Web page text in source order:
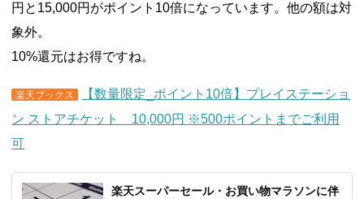
円と15,000円がポイント10倍になっています。他の額は対
象外。
10%還元はお得ですね。
楽天ブックス
【数量限定_ポイント10倍】プレイステーショ
ン ストアチケット 10,000円 ※500ポイントまでご利用
可
楽天スーパーセール・お買い物マラソンに伴